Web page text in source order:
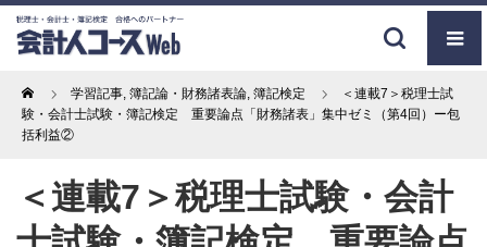
Home 学習記事, 簿記論・財務諸表論, 簿記検定
＜連載7＞税理士試
験・会計士試験・簿記検定 重要論点「財務諸表」集中ゼミ（第4回）ー包
括利益②
＜連載7＞税理士試験・会計